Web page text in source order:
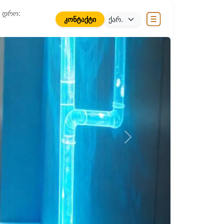
დრო:
კონტაქტი
Next